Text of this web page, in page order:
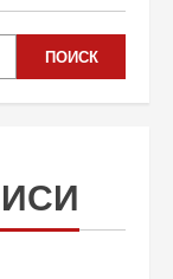
ПОИСК